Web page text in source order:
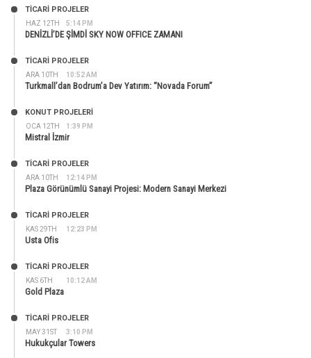
HAZ 12TH 5:14 PM
TİCARİ PROJELER
DENİZLİ’DE ŞİMDİ SKY NOW OFFICE ZAMANI
ARA 10TH 10:52 AM
TİCARİ PROJELER
Turkmall’dan Bodrum’a Dev Yatırım: “Novada Forum”
OCA 12TH 1:39 PM
KONUT PROJELERI
Mistral İzmir
ARA 10TH 12:14 PM
TİCARİ PROJELER
Plaza Görünümlü Sanayi Projesi: Modern Sanayi Merkezi
KAS 29TH 12:23 PM
TİCARİ PROJELER
Usta Ofis
KAS 6TH 10:12 AM
TİCARİ PROJELER
Gold Plaza
MAY 31ST 3:10 PM
TİCARİ PROJELER
Hukukçular Towers